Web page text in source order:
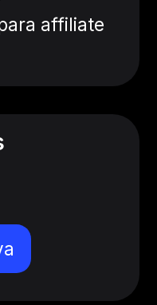
affiliate